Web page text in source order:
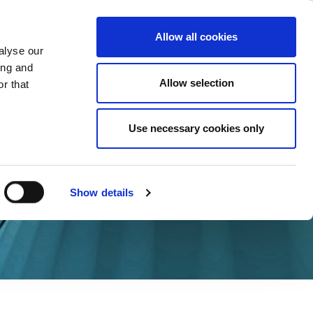
our
and
that
Show details
Allow all cookies
Allow selection
Use necessary cookies only
Company